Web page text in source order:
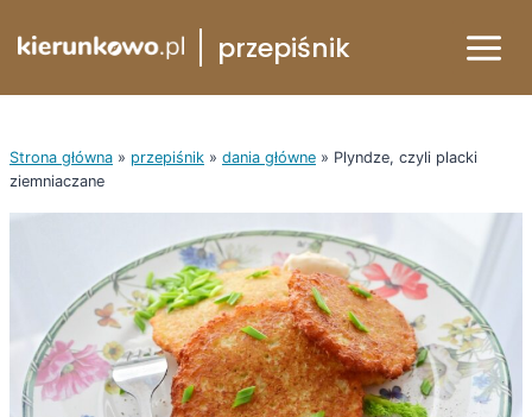
do
przepiśnik
Strona główna » przepiśnik » dania główne » Plyndze, czyli placki
ziemniaczane